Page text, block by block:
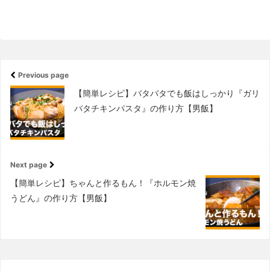
Previous page
【簡単レシピ】バタバタでも飯はしっかり『ガリ
バタチキンパスタ』の作り方【男飯】
Next page
【簡単レシピ】ちゃんと作るもん！『ホルモン焼
うどん』の作り方【男飯】